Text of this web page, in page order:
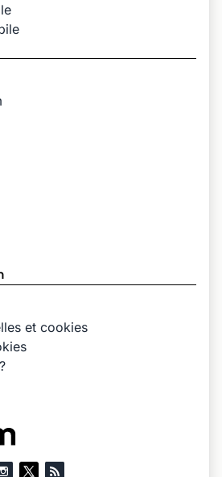
et cookies